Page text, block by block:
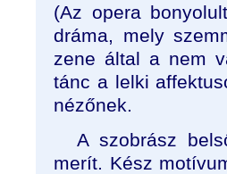
(Az opera
dráma, mely
zene által a nem
tánc a lelki
nézőnek.
A szobrász
merít. Kész